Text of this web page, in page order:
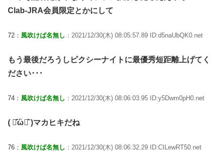
Clab-JRA会員限定とかにして
72： 風吹けば名無し ：2021/12/30(木) 08:05:57.89 ID:d5naUbQK0.net
もう最後だろうしピクシーナイトに最優秀短距離上げてく
ださい･･･
74： 風吹けば名無し ：2021/12/30(木) 08:06:03.95 ID:y5Dwm0pH0.net
( ･᷄ὢ･᷅ )マカヒキだね
76： 風吹けば名無し ：2021/12/30(木) 08:06:32.29 ID:CILewRT50.net